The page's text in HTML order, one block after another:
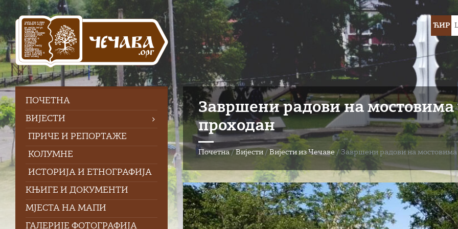
Skip
content
Skip
left
sidebar
Skip
footer
Choose
ЋИР
Завршени радови на
проходан
Почетна/Вијести /Вијести из Чечаве /Завршени радови на
ПOЧЕТНА
ВИЈЕСТИ
ПРИЧЕ И РЕПОРТАЖЕ
КОЛУМНЕ
ИСТОРИЈА И ЕТНОГРАФИЈА
КЊИГЕ И ДОКУМЕНТИ
МЈЕСТА НА МАПИ
ГАЛЕРИЈЕ ФОТОГРАФИЈА